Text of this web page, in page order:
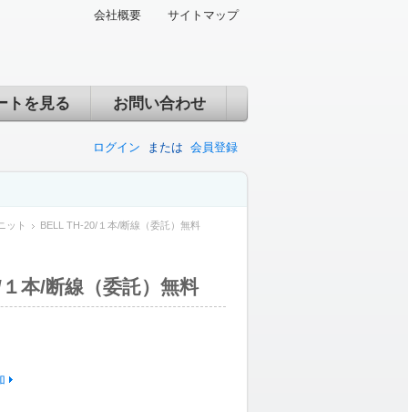
会社概要 サイトマップ
トを見る お問い合わせ
ログイン または 会員登録
ット BELL TH-20/１本/断線（委託）無料
本/断線（委託）無料